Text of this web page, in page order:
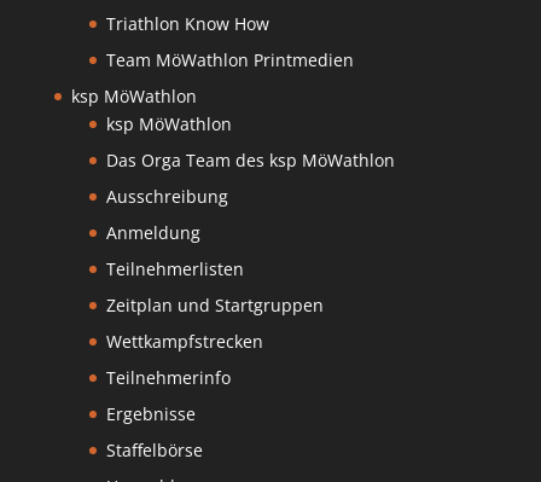
Triathlon Know How
Team MöWathlon Printmedien
ksp MöWathlon
ksp MöWathlon
Das Orga Team des ksp MöWathlon
Ausschreibung
Anmeldung
Teilnehmerlisten
Zeitplan und Startgruppen
Wettkampfstrecken
Teilnehmerinfo
Ergebnisse
Staffelbörse